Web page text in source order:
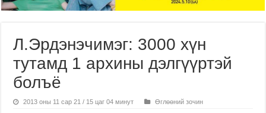
Л.Эрдэнэчимэг: 3000 хүн
тутамд 1 архины дэлгүүртэй
болъё
2013 оны 11 сар 21 / 15 цаг 04 минут Өглөөний зочин